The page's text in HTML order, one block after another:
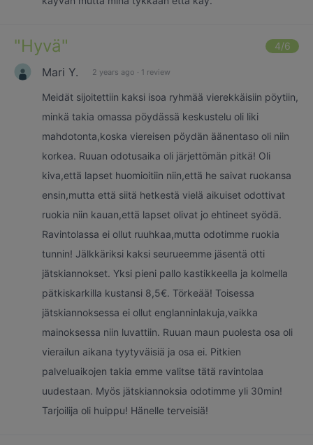
"Hyvä" 4/6
Mari Y. 2 years ago · 1 review
Meidät sijoitettiin kaksi isoa ryhmää vierekkäisiin pöytiin,
minkä takia omassa pöydässä keskustelu oli liki
mahdotonta,koska viereisen pöydän äänentaso oli niin
korkea. Ruuan odotusaika oli järjettömän pitkä! Oli
kiva,että lapset huomioitiin niin,että he saivat ruokansa
ensin,mutta että siitä hetkestä vielä aikuiset odottivat
ruokia niin kauan,että lapset olivat jo ehtineet syödä.
Ravintolassa ei ollut ruuhkaa,mutta odotimme ruokia
tunnin! Jälkkäriksi kaksi seurueemme jäsentä otti
jätskiannokset. Yksi pieni pallo kastikkeella ja kolmella
pätkiskarkilla kustansi 8,5€. Törkeää! Toisessa
jätskiannoksessa ei ollut englanninlakuja,vaikka
mainoksessa niin luvattiin. Ruuan maun puolesta osa oli
vierailun aikana tyytyväisiä ja osa ei. Pitkien
palveluaikojen takia emme valitse tätä ravintolaa
uudestaan. Myös jätskiannoksia odotimme yli 30min!
Tarjoilija oli huippu! Hänelle terveisiä!